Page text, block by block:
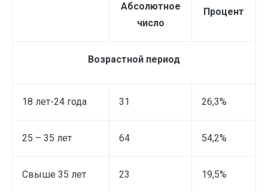
Абсолютное
число
Процент
Возрастной период
18 лет-24 года 31 26,3%
25 – 35 лет 64 54,2%
Свыше 35 лет 23 19,5%